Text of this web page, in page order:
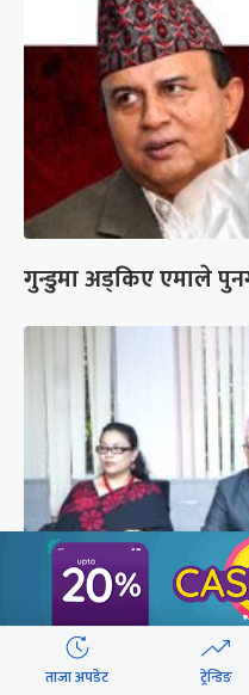
गुन्डुमा अड्किए एमाले
प्रज्ञाका तीन कुलपतिको
ताजा अपडेट ट्रेन्डिङ